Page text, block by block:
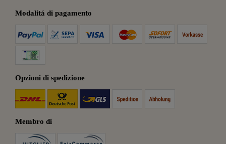
Modalitá di pagamento
Opzioni di spedizione
Membro di